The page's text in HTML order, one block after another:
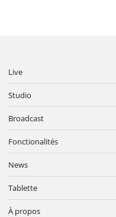
Live
Studio
Broadcast
Fonctionalités
News
Tablette
À propos